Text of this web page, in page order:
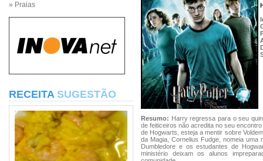
» Praias
RECEITA SUGESTÃO
Resumo: Harry regressa para o seu
de feiticeiros não acredita no seu
de Hogwarts, esteja a mentir sobre
da Magia, Cornelius Fudge, nomeia
Dumbledore e os estudantes de
ministério deixam os alunos